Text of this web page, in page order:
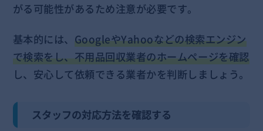
がる可能性があるため注意が必要です。
基本的には、 GoogleやYahooなどの検索エンジン
で検索をし、不用品回収業者のホームページを確認
し、安心して依頼できる業者かを判断しましょう。
スタッフの対応方法を確認する